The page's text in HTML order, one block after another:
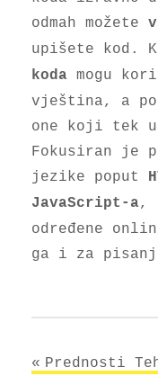
odmah možete
upišete kod.
koda mogu
vještina, a
one koji tek
Fokusiran je
jezike poput
JavaScript-a,
određene
ga i za
Navigacija
Prednosti